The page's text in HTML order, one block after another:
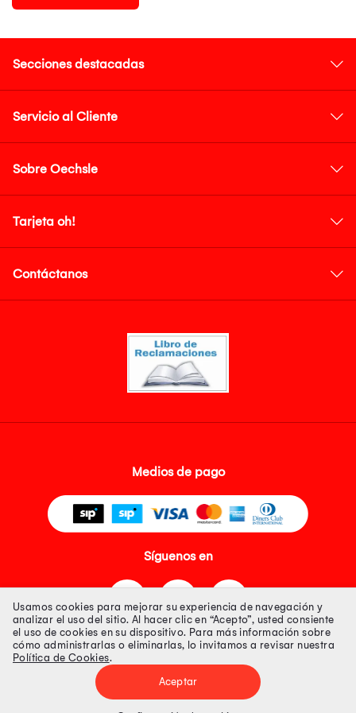
Secciones destacadas
Servicio al Cliente
Sobre Oechsle
Tarjeta oh!
Contáctanos
Medios de pago
Síguenos en
Tienda 100% Segura
Tiendas Peruanas S.A. R.U.C. Nº 20493020618. Todos los derechos
Usamos cookies para mejorar su experiencia de navegación y
analizar el uso del sitio. Al hacer clic en “Acepto”, usted consiente
el uso de cookies en su dispositivo. Para más información sobre
cómo administrarlas o eliminarlas, lo invitamos a revisar nuestra
Política de Cookies.
Aceptar